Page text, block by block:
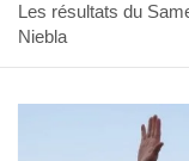
Les résultats du
Niebla